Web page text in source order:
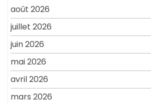
août 2026
juillet 2026
juin 2026
mai 2026
avril 2026
mars 2026